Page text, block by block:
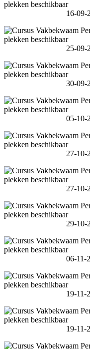
16-09-
25-09-
30-09-
05-10-
27-10-
27-10-
29-10-
06-11-
19-11-
19-11-